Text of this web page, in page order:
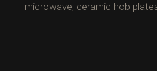
microwave, ceramic hob